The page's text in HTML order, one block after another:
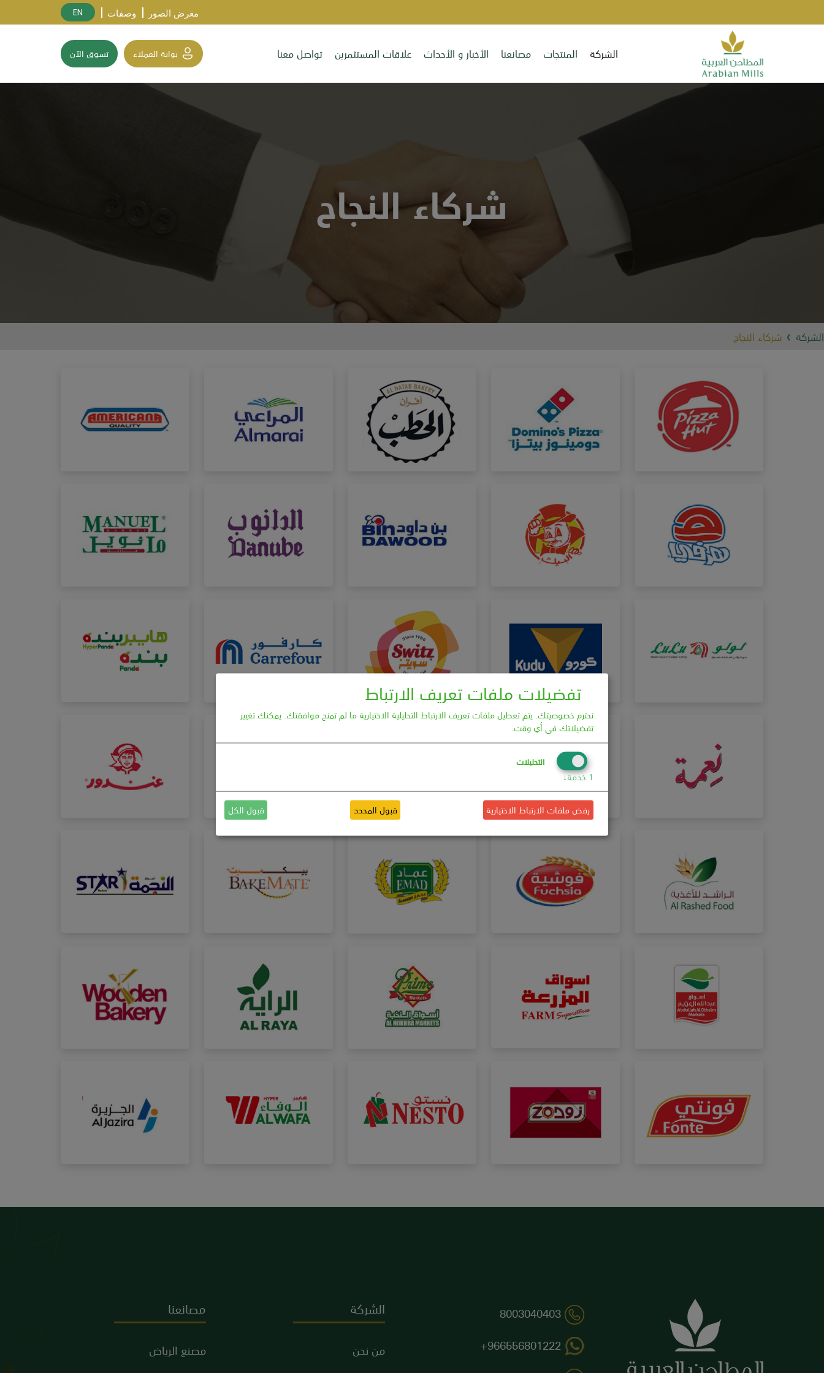
معرض الصور وصفات EN
الشركة المنتجات مصانعنا الأخبار و الأحداث علاقات المستثمرين تواصل معنا بوابة العملاء تسوق الآن
شركاء النجاح
الشركة شركاء النجاح
8003040403
966556801222+
الشركة
من نحن
مصانعنا
مصنع الرياض
تفضيلات ملفات تعريف الارتباط
نحترم خصوصيتك. يتم تعطيل ملفات تعريف الارتباط التحليلية الاختيارية ما لم تمنح موافقتك. يمكنك تغيير
تفضيلاتك في أي وقت.
التحليلات
↓ 1خدمة
رفض ملفات الارتباط الاختيارية قبول المحدد قبول الكل